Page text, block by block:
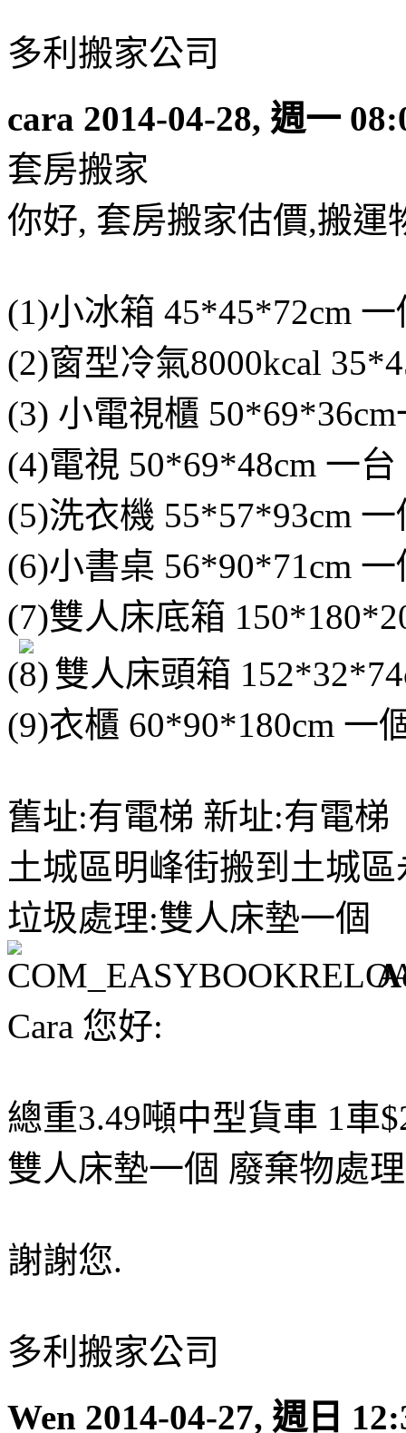
多利搬家公司
cara 2014-04-28, 週一
套房搬家
你好, 套房搬家估價,搬運
(1)小冰箱 45*45*72cm 一
(2)窗型冷氣8000kcal
(3) 小電視櫃 50*69*36cm
(4)電視 50*69*48cm 一台
(5)洗衣機 55*57*93cm 一
(6)小書桌 56*90*71cm 一
(7)雙人床底箱
(
雙人床頭箱
(9)衣櫃 60*90*180cm 一
舊址:有電梯 新址:有電梯
土城區明峰街搬到土城
垃圾處理:雙人床墊一個
Cara 您好:
總重3.49噸中型貨車 1車
雙人床墊一個 廢棄物處
謝謝您.
多利搬家公司
Wen 2014-04-27, 週日